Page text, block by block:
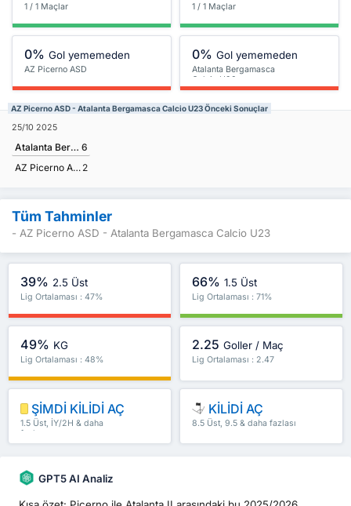
1 / 1 Maçlar 1 / 1 Maçlar
0% Gol yememeden
AZ Picerno ASD
0% Gol yememeden
Atalanta Bergamasca
Calcio U23
AZ Picerno ASD - Atalanta Bergamasca Calcio U23 Önceki Sonuçlar
25/10 2025
Atalanta Bergamasca Calcio U23 6
AZ Picerno ASD 2
Tüm Tahminler
- AZ Picerno ASD - Atalanta Bergamasca Calcio U23
39% 2.5 Üst
Lig Ortalaması : 47%
66% 1.5 Üst
Lig Ortalaması : 71%
49% KG
Lig Ortalaması : 48%
2.25 Goller / Maç
Lig Ortalaması : 2.47
ŞİMDİ KİLİDİ AÇ
1.5 Üst, İY/2H & daha
fazlası
KİLİDİ AÇ
8.5 Üst, 9.5 & daha fazlası
GPT5 AI Analiz